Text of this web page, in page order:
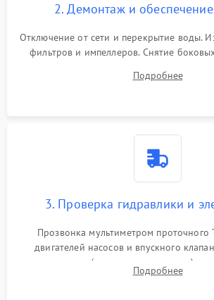
2. Демонтаж и обеспечение
Отключение от сети и перекрытие воды.
фильтров и импеллеров. Снятие
циркуляционному насосу, ТЭНу и
Подробнее
3. Проверка гидравлики и
Прозвонка мультиметром
двигателей насосов и впускного
прессостата (датчика уровня воды),
концевика дверцы и электронного
Подробнее